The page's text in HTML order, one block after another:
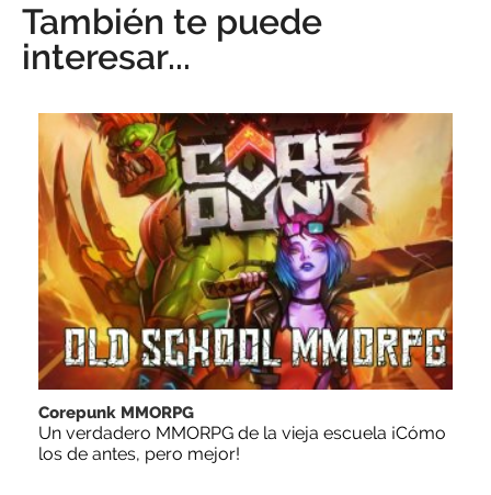
También te puede
interesar...
Corepunk MMORPG
Un verdadero MMORPG de la vieja escuela ¡Cómo
los de antes, pero mejor!